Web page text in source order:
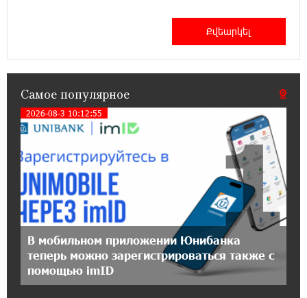
При поддержке Ucom в Шенаване
установлена солнечная станция мощностью
Юнибанк разыграет поездку в Италию среди
новых держателей карт Mastercard World
«Travel»
16:43:19 14-07-2026
Москва–Баку: есть разногласия, но связи
сохраняются. А мы что делаем?
18:04:39 13-07-2026
День благодарности клиентам в Ванадзоре:
IDBank
Самое популярное
2026-08-3 10:12:55
В мобильном приложении Юнибанка
теперь можно зарегистрироваться также с
помощью imID
1